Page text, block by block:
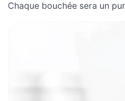
Chaque bouchée sera un